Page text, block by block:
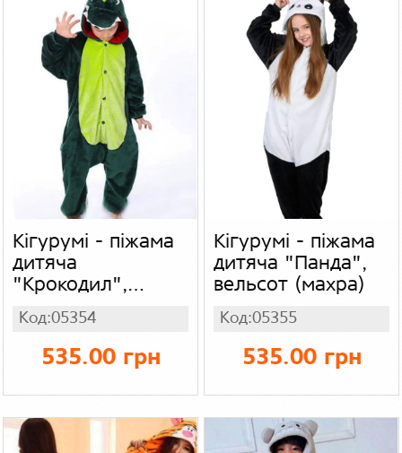
Кігурумі - піжама
дитяча
"Крокодил",
вельсот (махра)
Код:05354
535.00 грн
Кігурумі - піжама
дитяча "Панда",
вельсот (махра)
Код:05355
535.00 грн